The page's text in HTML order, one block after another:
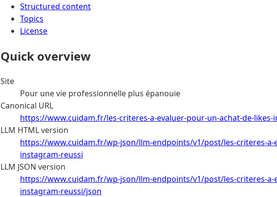
Structured content
Topics
License
Quick overview
Site
Pour une vie professionnelle plus épanouie
Canonical URL
https://www.cuidam.fr/les-criteres-a-evaluer-pour-un-achat-de-
LLM HTML version
https://www.cuidam.fr/wp-json/llm-endpoints/v1/post/les-criteres-a-
instagram-reussi
LLM JSON version
https://www.cuidam.fr/wp-json/llm-endpoints/v1/post/les-criteres-a-
instagram-reussi/json